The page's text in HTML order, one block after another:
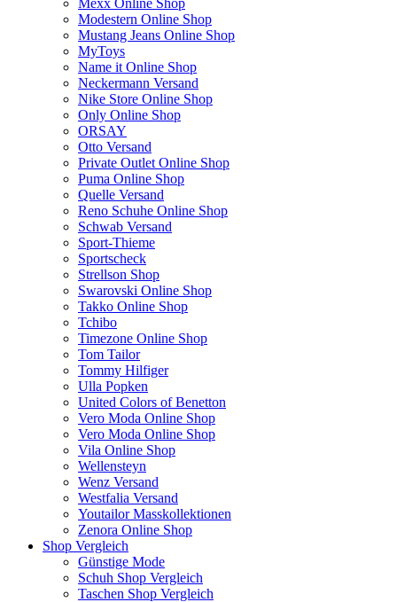
Mexx Online Shop
Modestern Online Shop
Mustang Jeans Online Shop
MyToys
Name it Online Shop
Neckermann Versand
Nike Store Online Shop
Only Online Shop
ORSAY
Otto Versand
Private Outlet Online Shop
Puma Online Shop
Quelle Versand
Reno Schuhe Online Shop
Schwab Versand
Sport-Thieme
Sportscheck
Strellson Shop
Swarovski Online Shop
Takko Online Shop
Tchibo
Timezone Online Shop
Tom Tailor
Tommy Hilfiger
Ulla Popken
United Colors of Benetton
Vero Moda Online Shop
Vero Moda Online Shop
Vila Online Shop
Wellensteyn
Wenz Versand
Westfalia Versand
Youtailor Masskollektionen
Zenora Online Shop
Shop Vergleich
Günstige Mode
Schuh Shop Vergleich
Taschen Shop Vergleich